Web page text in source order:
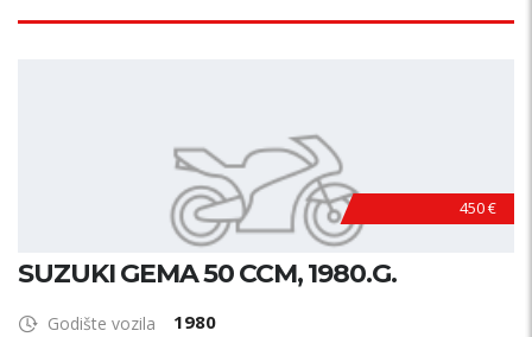
450 €
SUZUKI GEMA 50 CCM, 1980.G.
Godište vozila 1980